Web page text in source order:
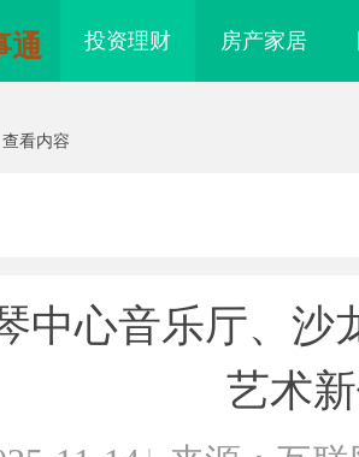
通 投资理财 房产家居
查看内容
中心音乐厅、沙
艺术